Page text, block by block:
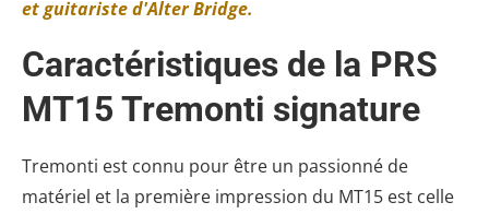
et guitariste d'Alter Bridge.
Caractéristiques de la PRS
MT15 Tremonti signature
Tremonti est connu pour être un passionné de
matériel et la première impression du MT15 est celle